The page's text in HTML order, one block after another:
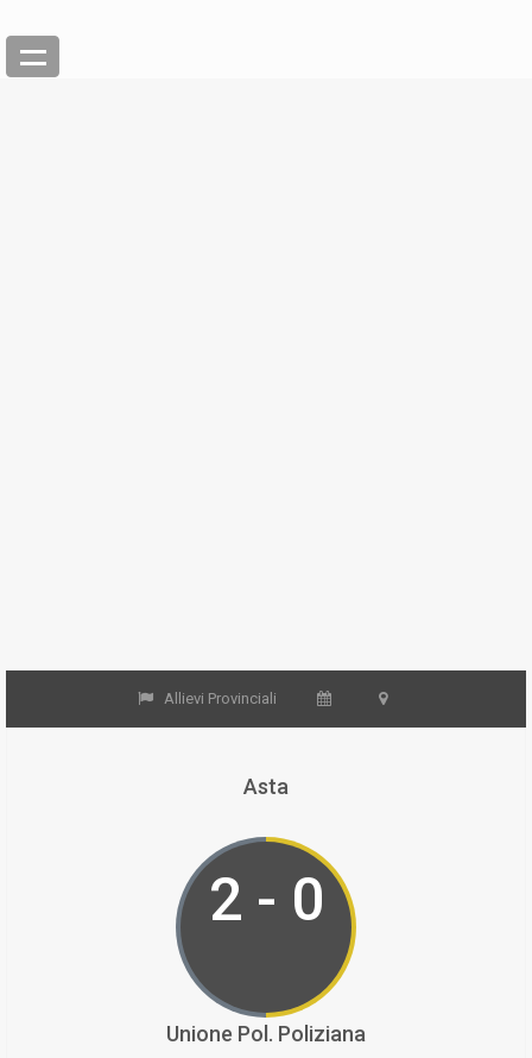
Allievi Provinciali
Asta
2 - 0
Unione Pol. Poliziana